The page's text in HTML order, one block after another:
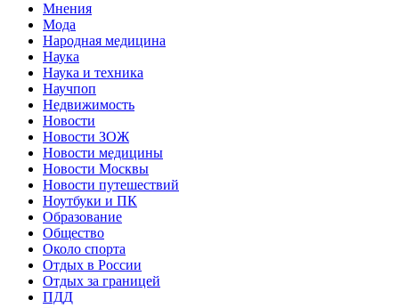
Мнения
Мода
Народная медицина
Наука
Наука и техника
Научпоп
Недвижимость
Новости
Новости ЗОЖ
Новости медицины
Новости Москвы
Новости путешествий
Ноутбуки и ПК
Образование
Общество
Около спорта
Отдых в России
Отдых за границей
ПДД